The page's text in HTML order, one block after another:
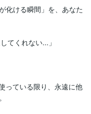
化ける瞬間」を、あなた
てくれない...」
っている限り、永遠に他